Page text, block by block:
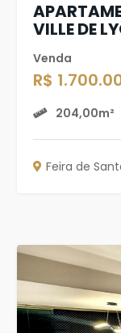
VILLE DE
Venda
R$
204,00m²
Feira de